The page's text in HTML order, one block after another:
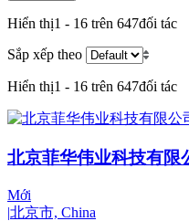
Hiển thị1 - 16 trên 647đối tác
Sắp xếp theo
Hiển thị1 - 16 trên 647đối tác
北京菲华伟业科技有限
Mới
|北京市, China